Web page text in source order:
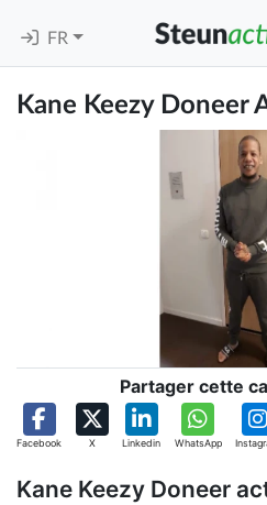
FR
Kane Keezy Doneer
Partager cette
Facebook X Linkedin WhatsApp
Kane Keezy Doneer